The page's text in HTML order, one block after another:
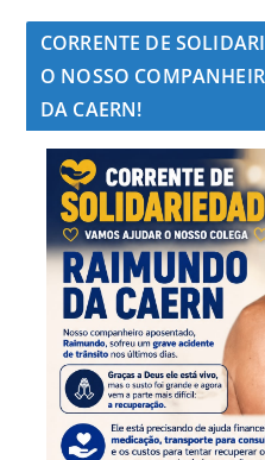
CORRENTE DE
O NOSSO
DA CAERN!